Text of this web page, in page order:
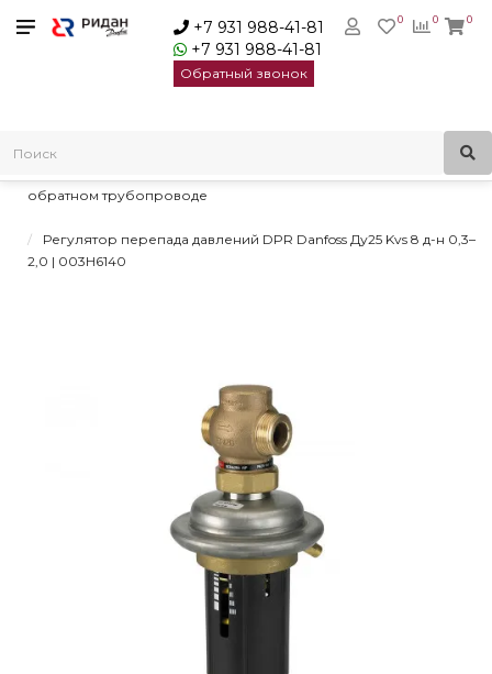
+7 931 988-41-81
+7 931 988-41-81
Обратный звонок
0
0 0
Регуляторы давления
Регуляторы перепада давлений DPR Danfoss для монтажа на
обратном трубопроводе
Регулятор перепада давлений DPR Danfoss Ду25 Kvs 8 д-н 0,3–
2,0 | 003H6140